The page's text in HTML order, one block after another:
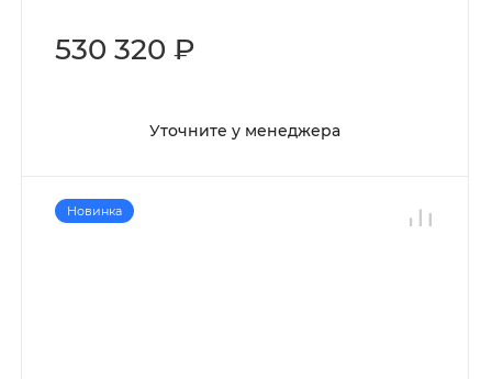
530 320 ₽
Уточните у менеджера
Новинка